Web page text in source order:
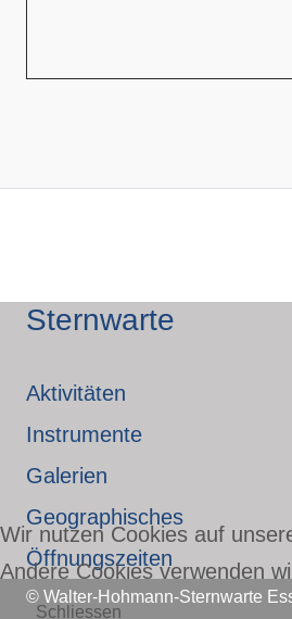
Sternwarte
Aktivitäten
Instrumente
Galerien
Geographisches
Öffnungszeiten
© Walter-Hohmann-Sternwarte
Wir nutzen Cookies auf
Andere Cookies verwenden
Schliessen